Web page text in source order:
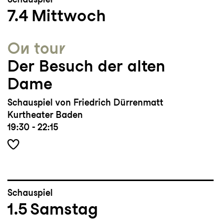
7.4 Mittwoch
On tour
Der Besuch der alten
Dame
Schauspiel von Friedrich Dürrenmatt
Kurtheater Baden
19:30 - 22:15
Schauspiel
1.5Samstag